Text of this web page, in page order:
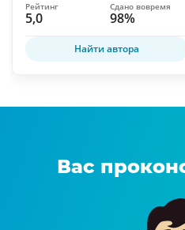
5,0
Рейтинг
98%
Сдано вовремя
Найти автора
Вас